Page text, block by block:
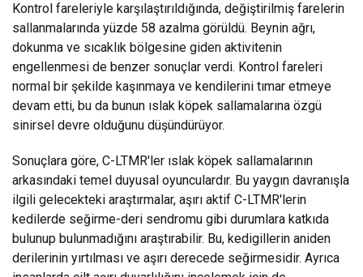
Kontrol fareleriyle karşılaştırıldığında, değiştirilmiş farelerin
sallanmalarında yüzde 58 azalma görüldü. Beynin ağrı,
dokunma ve sıcaklık bölgesine giden aktivitenin
engellenmesi de benzer sonuçlar verdi. Kontrol fareleri
normal bir şekilde kaşınmaya ve kendilerini tımar etmeye
devam etti, bu da bunun ıslak köpek sallamalarına özgü
sinirsel devre olduğunu düşündürüyor.
Sonuçlara göre, C-LTMR'ler ıslak köpek sallamalarının
arkasındaki temel duyusal oyunculardır. Bu yaygın davranışla
ilgili gelecekteki araştırmalar, aşırı aktif C-LTMR'lerin
kedilerde seğirme-deri sendromu gibi durumlara katkıda
bulunup bulunmadığını araştırabilir. Bu, kedigillerin aniden
derilerinin yırtılması ve aşırı derecede seğirmesidir. Ayrıca